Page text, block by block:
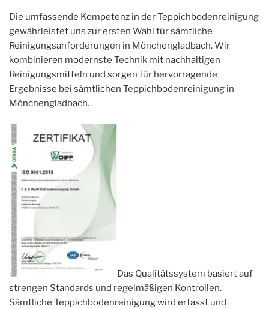
Die umfassende Kompetenz in der Teppichbodenreinigung
gewährleistet uns zur ersten Wahl für sämtliche
Reinigungsanforderungen in Mönchengladbach. Wir
kombinieren modernste Technik mit nachhaltigen
Reinigungsmitteln und sorgen für hervorragende
Ergebnisse bei sämtlichen Teppichbodenreinigung in
Mönchengladbach.
Das Qualitätssystem basiert auf
strengen Standards und regelmäßigen Kontrollen.
Sämtliche Teppichbodenreinigung wird erfasst und